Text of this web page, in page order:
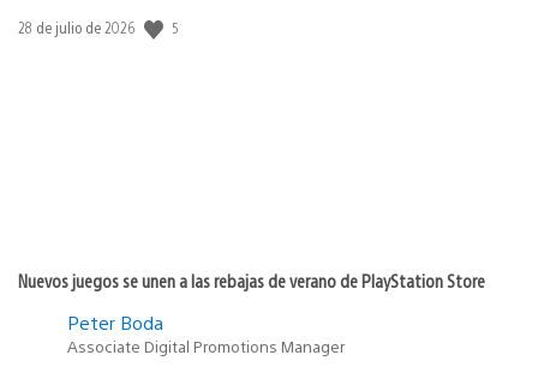
Fecha
28 de julio de 2026 5
Nuevos juegos se unen a las rebajas de verano de PlayStation Store
Peter Boda
Associate Digital Promotions Manager